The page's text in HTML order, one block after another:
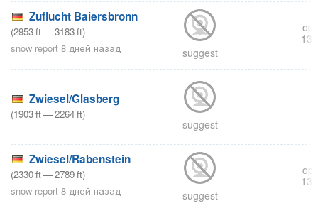
Zuflucht Baiersbronn
(2953ft—3183ft)
snow report 8 дней назад
suggest
Zwiesel/Glasberg
(1903ft—2264ft)
suggest
Zwiesel/Rabenstein
(2330ft—2789ft)
snow report 8 дней назад
suggest